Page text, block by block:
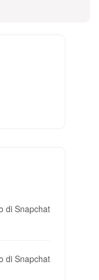
di Snapchat
di Snapchat